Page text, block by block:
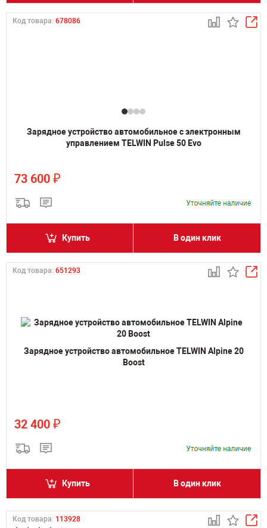
Код товара: 678086
Зарядное устройство автомобильное с электронным
управлением TELWIN Pulse 50 Evo
73 600 ₽
Купить В один клик
Код товара: 651293
Зарядное устройство автомобильное TELWIN Alpine 20
Boost
32 400 ₽
Купить В один клик
Код товара: 113928